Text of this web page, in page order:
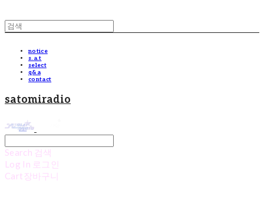
notice
s.a.t
select
q&a
contact
satomiradio
Search 검색
Log In 로그인
Cart 장바구니